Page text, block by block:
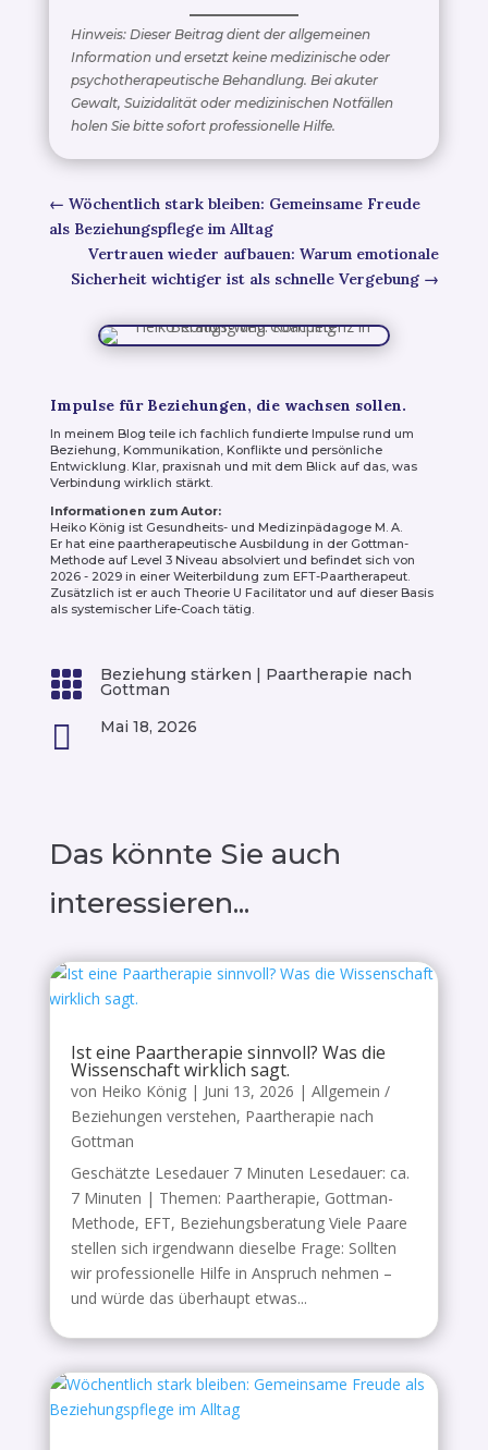
Hinweis: Dieser Beitrag dient der allgemeinen
Information und ersetzt keine medizinische oder
psychotherapeutische Behandlung. Bei akuter
Gewalt, Suizidalität oder medizinischen Notfällen
holen Sie bitte sofort professionelle Hilfe.
← Wöchentlich stark bleiben: Gemeinsame Freude
als Beziehungspflege im Alltag
Vertrauen wieder aufbauen: Warum emotionale
Sicherheit wichtiger ist als schnelle Vergebung →
Impulse für Beziehungen, die wachsen sollen.
In meinem Blog teile ich fachlich fundierte Impulse rund um
Beziehung, Kommunikation, Konflikte und persönliche
Entwicklung. Klar, praxisnah und mit dem Blick auf das, was
Verbindung wirklich stärkt.
Informationen zum Autor:
Heiko König ist Gesundheits- und Medizinpädagoge M. A.
Er hat eine paartherapeutische Ausbildung in der Gottman-
Methode auf Level 3 Niveau absolviert und befindet sich von
2026 - 2029 in einer Weiterbildung zum EFT-Paartherapeut.
Zusätzlich ist er auch Theorie U Facilitator und auf dieser Basis
als systemischer Life-Coach tätig.
 Beziehung stärken Paartherapie nach
Gottman
 Mai 18, 2026
Das könnte Sie auch
interessieren...
Ist eine Paartherapie sinnvoll? Was die
Wissenschaft wirklich sagt.
von Heiko König| Juni 13, 2026 | Allgemein /
Beziehungen verstehen, Paartherapie nach
Gottman
Geschätzte Lesedauer 7 Minuten Lesedauer: ca.
7 Minuten | Themen: Paartherapie, Gottman-
Methode, EFT, Beziehungsberatung Viele Paare
stellen sich irgendwann dieselbe Frage: Sollten
wir professionelle Hilfe in Anspruch nehmen –
und würde das überhaupt etwas...